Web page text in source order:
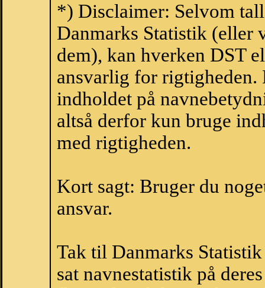
*) Disclaimer: Selvom
Danmarks Statistik (eller
dem), kan hverken DST
ansvarlig for
indholdet på
altså derfor kun bruge
med rigtigheden.
Kort sagt: Bruger du
ansvar.
Tak til Danmarks
sat navnestatistik på